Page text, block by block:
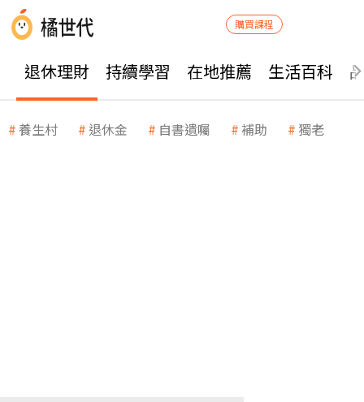
購買課程
退休理財 持續學習 在地推薦 生活百科
養生村 退休金 自書遺囑 補助 獨老